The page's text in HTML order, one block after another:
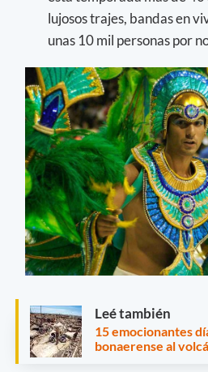
lujosos trajes, bandas en
unas 10 mil personas por
Leé también
15 emocionantes
bonaerense al